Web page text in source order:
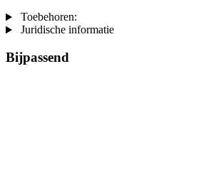
Toebehoren:
Juridische informatie
Bijpassend